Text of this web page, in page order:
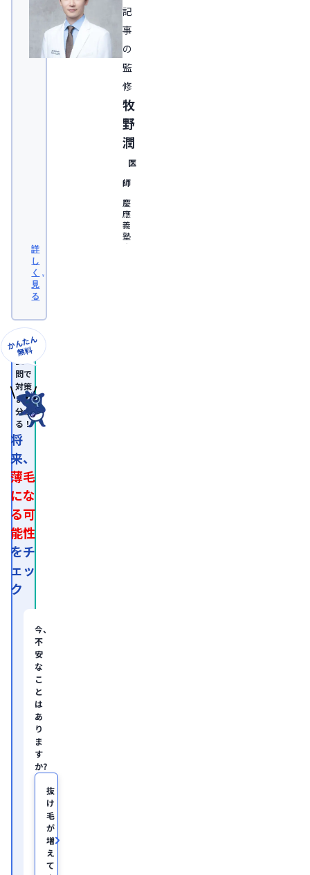
記
事
の
監
修
牧
野
潤
医
師
慶
應
義
塾
大
詳
し
く
見
る
かんたん
無料
10
問で
対策
まで
分か
る！
将
来、
薄毛
にな
る可
能性
をチ
ェッ
ク
今、
不
安
な
こ
と
は
あ
り
ま
す
か?
抜
け
毛
が
増
え
て